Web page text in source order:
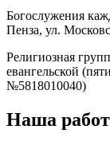
Богослужения
Пенза, ул.
Религиозная
евангельской
№5818010040)
Наша